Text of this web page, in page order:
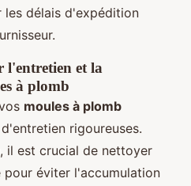
les délais d'expédition
l'entretien et la
à plomb
moules à plomb
rigoureuses.
il est crucial de nettoyer
pour éviter l'accumulation